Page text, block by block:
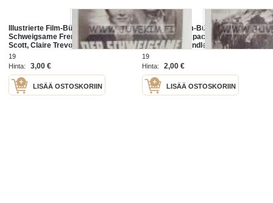
Illustrierte Film-Bühne / Der
Schweigsame Fremde / Randolph
Scott, Claire Trevor... -elokuvan
saksalainen esittelylehti
19
Hinta:
3,00 €
LISÄÄ OSTOSKORIIN
Illustrierte Film-Bühne / Die
Schlacht am Apachhenpass / John
Lund, Jeff Chandler, Susan Cabot...
-elokuvan saksalainen esittelylehti
19
Hinta:
2,00 €
LISÄÄ OSTOSKORIIN